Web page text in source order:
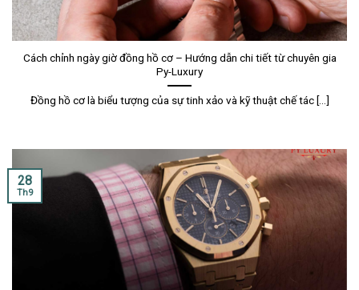
Cách chỉnh ngày giờ đồng hồ cơ – Hướng dẫn chi tiết từ chuyên gia
Py-Luxury
Đồng hồ cơ là biểu tượng của sự tinh xảo và kỹ thuật chế tác [...]
28
Th9